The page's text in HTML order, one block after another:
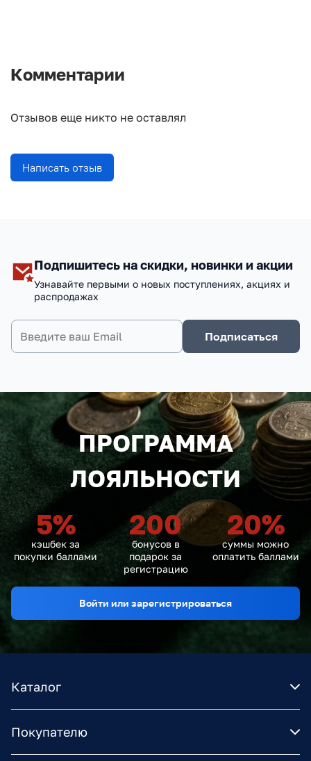
Комментарии
Отзывов еще никто не оставлял
Написать отзыв
Подпишитесь на скидки, новинки и акции
Узнавайте первыми о новых поступлениях, акциях и
распродажах
Подписаться
ПРОГРАММА
ЛОЯЛЬНОСТИ
5%
кэшбек за
покупки баллами
200
бонусов в
подарок за
регистрацию
20%
суммы можно
оплатить баллами
Войти или зарегистрироваться
Каталог
Покупателю